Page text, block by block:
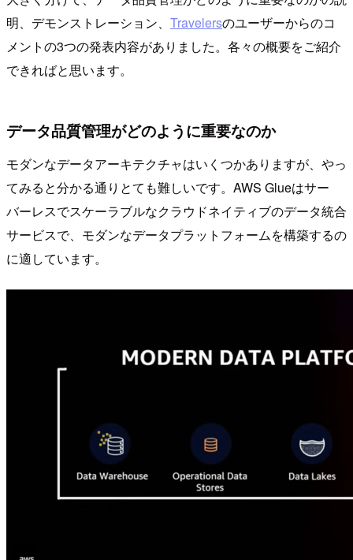
明、デモンストレーション、 Travelersのユーザーからのコ
メントの3つの発表内容がありました。各々の概要をご紹介
できればと思います。
データ品質管理がどのように重要なのか
モダンなデータアーキテクチャはいくつかありますが、やっ
てみると分かる通りとても難しいです。AWS Glueはサー
バーレスでスケーラブルなクラウドネイティブのデータ統合
サービスで、モダンなデータプラットフォームを構築するの
に適しています。